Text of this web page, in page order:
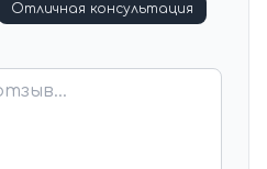
Отличная консультация